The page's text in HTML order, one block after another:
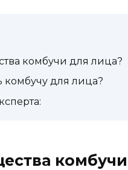
комбучи для лица?
комбучу для лица?